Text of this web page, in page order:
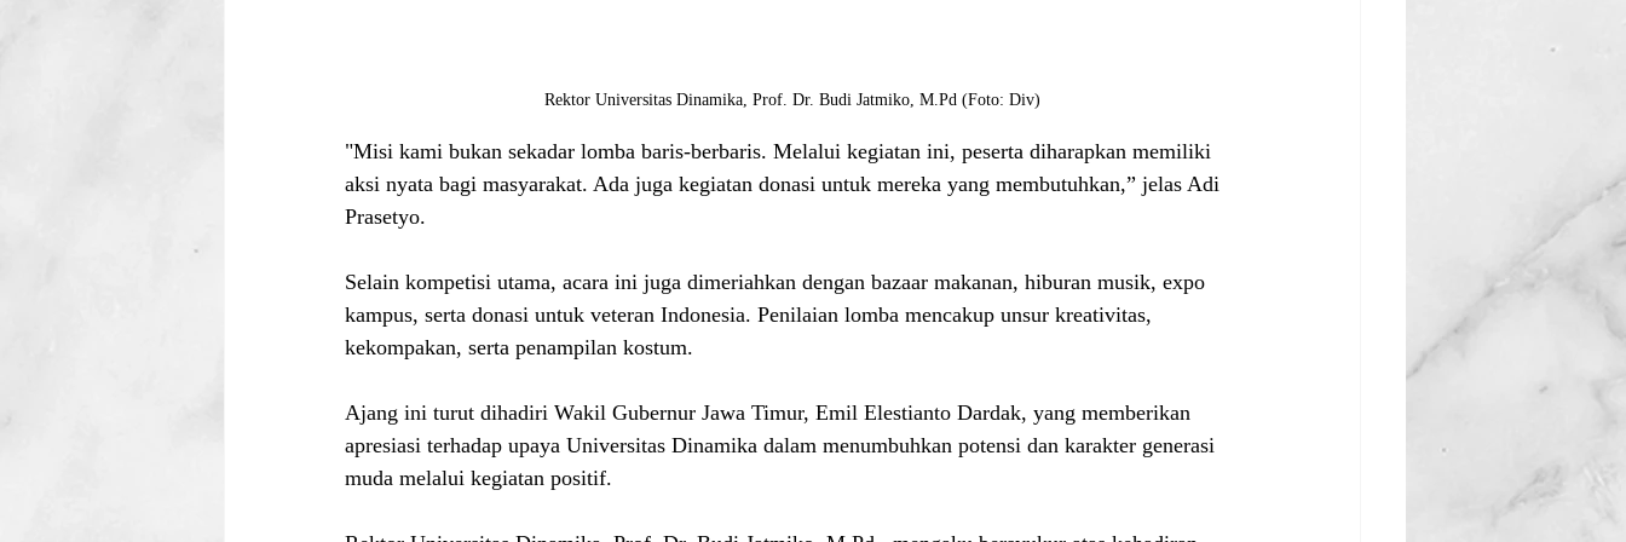
Rektor Universitas Dinamika, Prof. Dr. Budi Jatmiko, M.Pd (Foto: Div)
"Misi kami bukan sekadar lomba baris-berbaris. Melalui kegiatan ini, peserta diharapkan memiliki
aksi nyata bagi masyarakat. Ada juga kegiatan donasi untuk mereka yang membutuhkan,” jelas Adi
Prasetyo.
Selain kompetisi utama, acara ini juga dimeriahkan dengan bazaar makanan, hiburan musik, expo
kampus, serta donasi untuk veteran Indonesia. Penilaian lomba mencakup unsur kreativitas,
kekompakan, serta penampilan kostum.
Ajang ini turut dihadiri Wakil Gubernur Jawa Timur, Emil Elestianto Dardak, yang memberikan
apresiasi terhadap upaya Universitas Dinamika dalam menumbuhkan potensi dan karakter generasi
muda melalui kegiatan positif.